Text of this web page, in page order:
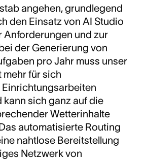
angehen, grundlegend
den Einsatz von AI Studio
Anforderungen und zur
der Generierung von
pro Jahr muss unser
mehr für sich
kann sich ganz auf die
Wetterinhalte
automatisierte Routing
nahtlose Bereitstellung
Netzwerk von